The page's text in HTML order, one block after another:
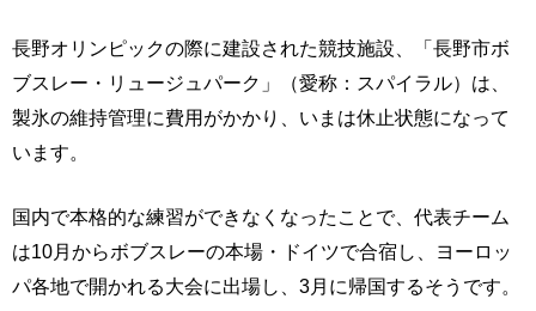
長野オリンピックの際に建設された競技施設、「長野市ボ
ブスレー・リュージュパーク」（愛称：スパイラル）は、
製氷の維持管理に費用がかかり、いまは休止状態になって
います。
国内で本格的な練習ができなくなったことで、代表チーム
は10月からボブスレーの本場・ドイツで合宿し、ヨーロッ
パ各地で開かれる大会に出場し、3月に帰国するそうです。